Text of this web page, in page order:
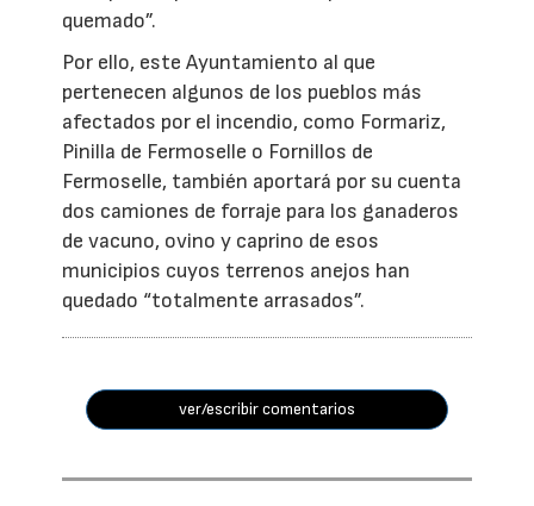
quemado”.
Por ello, este Ayuntamiento al que
pertenecen algunos de los pueblos más
afectados por el incendio, como Formariz,
Pinilla de Fermoselle o Fornillos de
Fermoselle, también aportará por su cuenta
dos camiones de forraje para los ganaderos
de vacuno, ovino y caprino de esos
municipios cuyos terrenos anejos han
quedado “totalmente arrasados”.
ver/escribir comentarios